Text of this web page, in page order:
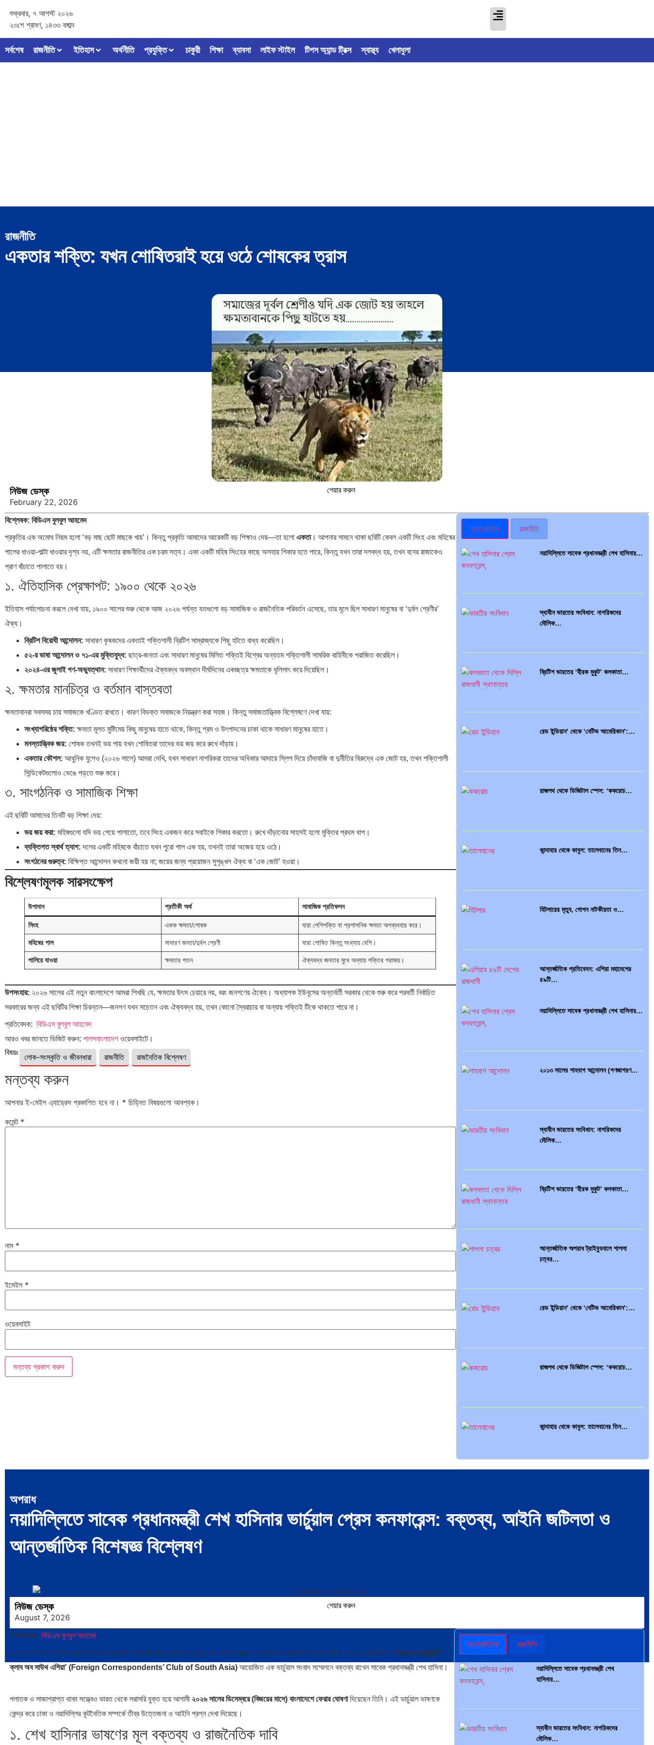
শুক্রবার, ৭ আগস্ট ২০২৬
২৩শে শ্রাবণ, ১৪৩৩ বঙ্গাব্দ
সর্বশেষ রাজনীতি ইতিহাস অর্থনীতি প্রযুক্তি চাকুরী শিক্ষা ব্যাবসা লাইফ স্টাইল টিপস অ্যান্ড ট্রিক্স স্বাস্থ্য খেলাধুলা
রাজনীতি
একতার শক্তি: যখন শোষিতরাই হয়ে ওঠে শোষকের ত্রাস
নিউজ ডেস্ক
February 22, 2026
শেয়ার করুন
বিশ্লেষক: বিডিএস বুলবুল আহমেদ
প্রকৃতির এক অমোঘ নিয়ম হলো ‘বড় মাছ ছোট মাছকে খায়’। কিন্তু প্রকৃতি আমাদের আরেকটি বড় শিক্ষাও দেয়—তা হলো একতা। আপনার সামনে থাকা ছবিটি কেবল একটি সিংহ এবং মহিষের
পালের ধাওয়া-পাল্টা ধাওয়ার দৃশ্য নয়, এটি ক্ষমতার রাজনীতির এক চরম সত্য। একা একটি মহিষ সিংহের কাছে অসহায় শিকার হতে পারে, কিন্তু যখন তারা দলবদ্ধ হয়, তখন বনের রাজাকেও
প্রাণ বাঁচাতে পালাতে হয়।
১. ঐতিহাসিক প্রেক্ষাপট: ১৯০০ থেকে ২০২৬
ইতিহাস পর্যালোচনা করলে দেখা যায়, ১৯০০ সালের শুরু থেকে আজ ২০২৬ পর্যন্ত যতগুলো বড় সামাজিক ও রাজনৈতিক পরিবর্তন এসেছে, তার মূলে ছিল সাধারণ মানুষের বা ‘দুর্বল শ্রেণীর’
ঐক্য।
ব্রিটিশ বিরোধী আন্দোলন: সাধারণ কৃষকদের একতাই শক্তিশালী ব্রিটিশ সাম্রাজ্যকে পিছু হটতে বাধ্য করেছিল।
৫২-র ভাষা আন্দোলন ও ৭১-এর মুক্তিযুদ্ধ: ছাত্র-জনতা এবং সাধারণ মানুষের মিলিত শক্তিই বিশ্বের অন্যতম শক্তিশালী সামরিক বাহিনীকে পরাজিত করেছিল।
২০২৪-এর জুলাই গণ-অভ্যুত্থান: সাধারণ শিক্ষার্থীদের ঐক্যবদ্ধ অবস্থান দীর্ঘদিনের একচ্ছত্র ক্ষমতাকে ধূলিসাৎ করে দিয়েছিল।
২. ক্ষমতার মানচিত্র ও বর্তমান বাস্তবতা
ক্ষমতাবানরা সবসময় চায় সমাজকে খণ্ডিত রাখতে। কারণ বিভক্ত সমাজকে নিয়ন্ত্রণ করা সহজ। কিন্তু সমাজতাত্ত্বিক বিশ্লেষণে দেখা যায়:
সংখ্যাগরিষ্ঠের শক্তি: ক্ষমতা মূলত মুষ্টিমেয় কিছু মানুষের হাতে থাকে, কিন্তু শ্রম ও উৎপাদনের চাকা থাকে সাধারণ মানুষের হাতে।
মনস্তাত্ত্বিক জয়: শোষক তখনই ভয় পায় যখন শোষিতরা তাদের ভয় জয় করে রুখে দাঁড়ায়।
একতার কৌশল: আধুনিক যুগেও (২০২৬ সালে) আমরা দেখি, যখন সাধারণ নাগরিকরা তাদের অধিকার আদায়ে স্লিপ দিয়ে চাঁদাবাজি বা দুর্নীতির বিরুদ্ধে এক জোট হয়, তখন শক্তিশালী
সিন্ডিকেটগুলোও ভেঙে পড়তে শুরু করে।
৩. সাংগঠনিক ও সামাজিক শিক্ষা
এই ছবিটি আমাদের তিনটি বড় শিক্ষা দেয়:
ভয় জয় করা: মহিষগুলো যদি ভয় পেয়ে পালাতো, তবে সিংহ একজন করে সবাইকে শিকার করতো। রুখে দাঁড়ানোর সাহসই হলো মুক্তির প্রথম ধাপ।
ব্যক্তিগত স্বার্থ ত্যাগ: দলের একটি মহিষকে বাঁচাতে যখন পুরো পাল এক হয়, তখনই তারা অজেয় হয়ে ওঠে।
সংগঠনের গুরুত্ব: বিক্ষিপ্ত আন্দোলন কখনো জয়ী হয় না; জয়ের জন্য প্রয়োজন সুশৃঙ্খল ঐক্য বা ‘এক জোট’ হওয়া।
বিশ্লেষণমূলক সারসংক্ষেপ
উপাদান প্রতীকী অর্থ সামাজিক প্রতিফলন
সিংহ একক ক্ষমতা/শোষক যারা পেশিশক্তি বা প্রশাসনিক ক্ষমতা অপব্যবহার করে।
মহিষের পাল সাধারণ জনতা/দুর্বল শ্রেণী যারা শোষিত কিন্তু সংখ্যায় বেশি।
পালিয়ে যাওয়া ক্ষমতার পতন ঐক্যবদ্ধ জনতার মুখে অন্যায় শক্তির পরাজয়।
উপসংহার: ২০২৬ সালের এই নতুন বাংলাদেশে আমরা শিখছি যে, ক্ষমতার উৎস চেয়ারে নয়, বরং জনগণের ঐক্যে। অধ্যাপক ইউনূসের অন্তর্বর্তী সরকার থেকে শুরু করে পরবর্তী নির্বাচিত
সরকারের জন্য এই ছবিটির শিক্ষা চিরন্তন—জনগণ যখন সচেতন এবং ঐক্যবদ্ধ হয়, তখন কোনো স্বৈরাচার বা অন্যায় শক্তিই টিকে থাকতে পারে না।
প্রতিবেদক: বিডিএস বুলবুল আহমেদ
আরও খবর জানতে ভিজিট করুন: পালসবাংলাদেশওয়েবসাইটে।
বিষয়ঃ
লোক-সংস্কৃতি ও জীবনধারা রাজনীতি রাজনৈতিক বিশ্লেষণ
মন্তব্য করুন
আপনার ই-মেইল এ্যাড্রেস প্রকাশিত হবে না। * চিহ্নিত বিষয়গুলো আবশ্যক।
কমেন্ট *
নাম *
ইমেইল *
ওয়েবসাইট
আন্তর্জাতিক রাজনীতি
নয়াদিল্লিতে সাবেক প্রধানমন্ত্রী শেখ হাসিনার…
স্বাধীন ভারতের সংবিধান: নাগরিকদের
মৌলিক…
ব্রিটিশ ভারতের ‘হীরক মুকুট’ কলকাতা…
রেড ইন্ডিয়ান’ থেকে ‘নেটিভ আমেরিকান’:…
রাজপথ থেকে ডিজিটাল স্পেস: ‘ককরোচ…
কান্দাহার থেকে কাবুল: তালেবানের তিন…
হিটলারের মৃত্যু, গোপন নাটকীয়তা ও…
আন্তর্জাতিক প্রতিবেদন: এশিয়া মহাদেশের
৪৯টি…
বৈশ্বিক…
পাকিস্তান, চীন ও বাংলাদেশ: তিন…
নয়াদিল্লিতে সাবেক প্রধানমন্ত্রী শেখ হাসিনার…
২০১৩ সালের শাহবাগ আন্দোলন (গণজাগরণ…
স্বাধীন ভারতের সংবিধান: নাগরিকদের
মৌলিক…
ব্রিটিশ ভারতের ‘হীরক মুকুট’ কলকাতা…
আন্তর্জাতিক অপরাধ ট্রাইব্যুনালে শাপলা
চত্বর…
রেড ইন্ডিয়ান’ থেকে ‘নেটিভ আমেরিকান’:…
রাজপথ থেকে ডিজিটাল স্পেস: ‘ককরোচ…
কান্দাহার থেকে কাবুল: তালেবানের তিন…
সব সভ্যতারই তো পতন হয়:…
পরবর্তী রাষ্ট্রপতি নির্বাচন ২০২৬: আলোচনায়…
অপরাধ
নয়াদিল্লিতে সাবেক প্রধানমন্ত্রী শেখ হাসিনার ভার্চুয়াল প্রেস কনফারেন্স: বক্তব্য, আইনি জটিলতা ও
আন্তর্জাতিক বিশেষজ্ঞ বিশ্লেষণ
নিউজ ডেস্ক
August 7, 2026
শেয়ার করুন
প্রতিবেদক: বিডিএস বুলবুল আহমেদ
২০২৪ সালের ৫ই আগস্ট ছাত্র-জনতার অভূতপূর্ব গণঅভ্যুত্থানের মুখে ক্ষমতাচ্যুত হয়ে ভারতে আশ্রয় নেওয়ার দুই বছর পূর্তিতে (৫ই আগস্ট ২০২৬) নয়াদিল্লির ‘ফরেন করেসপন্ডেন্টস
ক্লাব অব সাউথ এশিয়া’ (Foreign Correspondents’ Club of South Asia) আয়োজিত এক ভার্চুয়াল সংবাদ সম্মেলনে বক্তব্য রাখেন সাবেক প্রধানমন্ত্রী শেখ হাসিনা।
পলাতক ও সাজাপ্রাপ্ত থাকা সত্ত্বেও ভারত থেকে সরাসরি যুক্ত হয়ে আগামী ২০২৬ সালের ডিসেম্বরে (বিজয়ের মাসে) বাংলাদেশে ফেরার ঘোষণাদিয়েছেন তিনি। এই ভার্চুয়াল ভাষণকে
কেন্দ্র করে ঢাকা ও নয়াদিল্লির কূটনৈতিক সম্পর্কে তীব্র উত্তেজনা ও আইনি প্রশ্ন দেখা দিয়েছে।
১. শেখ হাসিনার ভাষণের মূল বক্তব্য ও রাজনৈতিক দাবি
আন্তর্জাতিক রাজনীতি
নয়াদিল্লিতে সাবেক প্রধানমন্ত্রী শেখ
হাসিনার…
স্বাধীন ভারতের সংবিধান: নাগরিকদের
মৌলিক…